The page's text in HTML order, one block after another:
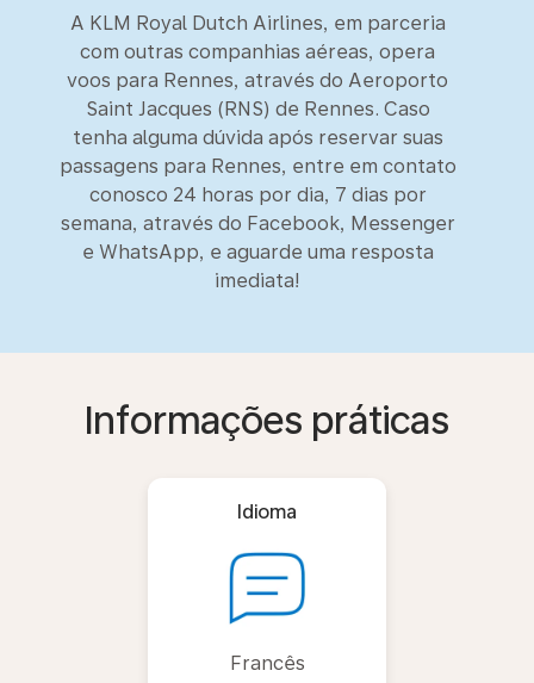
A KLM Royal Dutch Airlines, em parceria
com outras companhias aéreas, opera
voos para Rennes, através do Aeroporto
Saint Jacques (RNS) de Rennes. Caso
tenha alguma dúvida após reservar suas
passagens para Rennes, entre em contato
conosco 24 horas por dia, 7 dias por
semana, através do Facebook, Messenger
e WhatsApp, e aguarde uma resposta
imediata!
Informações práticas
Idioma
Francês